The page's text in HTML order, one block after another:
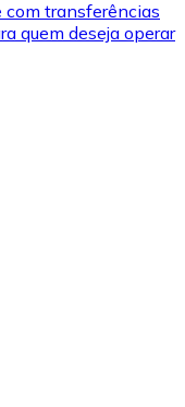
com transferências
quem deseja operar